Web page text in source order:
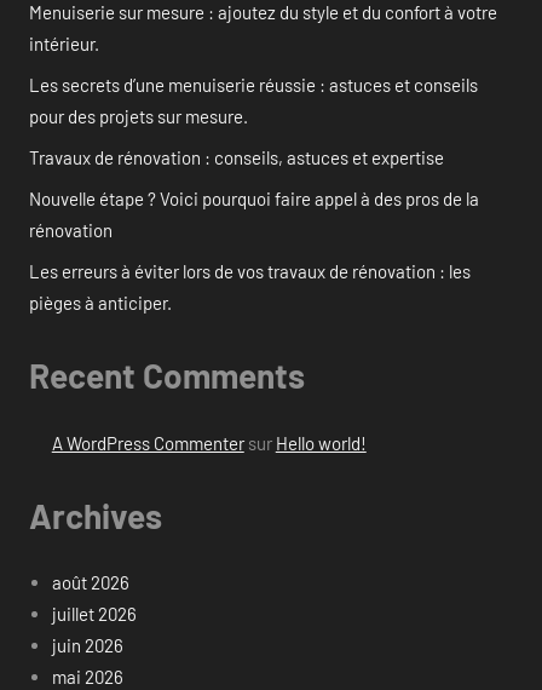
Menuiserie sur mesure : ajoutez du style et du confort à votre
intérieur.
Les secrets d’une menuiserie réussie : astuces et conseils
pour des projets sur mesure.
Travaux de rénovation : conseils, astuces et expertise
Nouvelle étape ? Voici pourquoi faire appel à des pros de la
rénovation
Les erreurs à éviter lors de vos travaux de rénovation : les
pièges à anticiper.
Recent Comments
A WordPress Commentersur Hello world!
Archives
août 2026
juillet 2026
juin 2026
mai 2026